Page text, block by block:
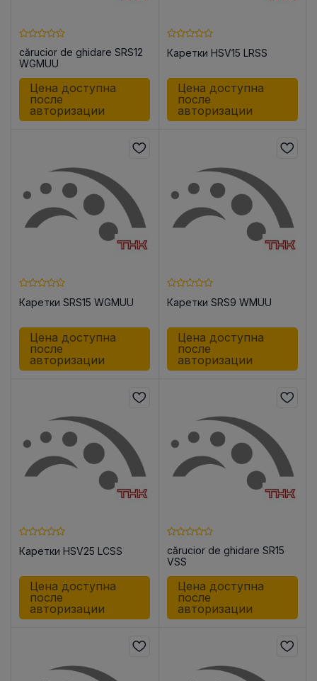
cărucior de ghidare SRS12
WGMUU
Цена доступна
после
авторизации
Каретки HSV15 LRSS
Цена доступна
после
авторизации
Каретки SRS15 WGMUU
Цена доступна
после
авторизации
Каретки SRS9 WMUU
Цена доступна
после
авторизации
Каретки HSV25 LCSS
Цена доступна
после
авторизации
cărucior de ghidare SR15
VSS
Цена доступна
после
авторизации